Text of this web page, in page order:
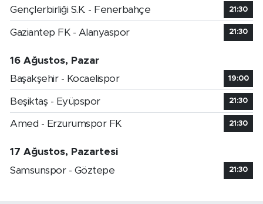
Gençlerbirliği S.K. - Fenerbahçe 21:30
Gaziantep FK - Alanyaspor 21:30
16 Ağustos, Pazar
Başakşehir - Kocaelispor
19:00
Beşiktaş - Eyüpspor 21:30
Amed - Erzurumspor FK 21:30
17 Ağustos, Pazartesi
Samsunspor - Göztepe
21:30